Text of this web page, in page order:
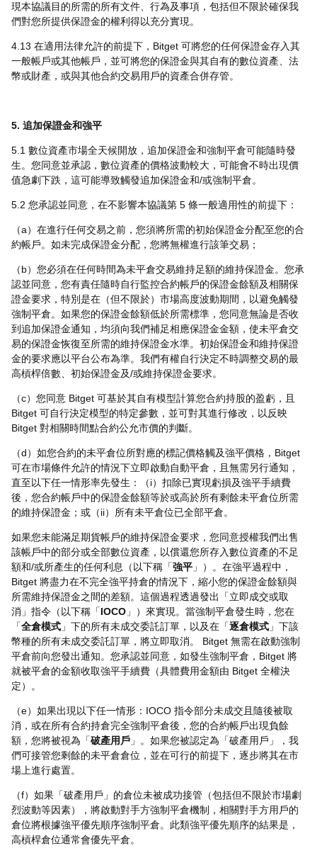
現本協議目的所需的所有文件、行為及事項，包括但不限於確保我
們對您所提供保證金的權利得以充分實現。
4.13 在適用法律允許的前提下，Bitget 可將您的任何保證金存入其
一般帳戶或其他帳戶，並可將您的保證金與其自有的數位資產、法
幣或財產，或與其他合約交易用戶的資產合併存管。
5. 追加保證金和強平
5.1 數位資產市場全天候開放，追加保證金和強制平倉可能隨時發
生。您同意並承認，數位資產的價格波動較大，可能會不時出現價
值急劇下跌，這可能導致觸發追加保證金和/或強制平倉。
5.2 您承認並同意，在不影響本協議第 5 條一般適用性的前提下：
（a）在進行任何交易之前，您須將所需的初始保證金分配至您的合
約帳戶。如未完成保證金分配，您將無權進行該筆交易；
（b）您必須在任何時間為未平倉交易維持足額的維持保證金。您承
認並同意，您有責任隨時自行監控合約帳戶的保證金餘額及相關保
證金要求，特別是在（但不限於）市場高度波動期間，以避免觸發
強制平倉。如果您的保證金餘額低於所需標準，您同意無論是否收
到追加保證金通知，均須向我們補足相應保證金金額，使未平倉交
易的保證金恢復至所需的維持保證金水準。初始保證金和維持保證
金的要求應以平台公布為準。我們有權自行決定不時調整交易的最
高槓桿倍數、初始保證金及/或維持保證金要求。
（c）您同意 Bitget 可基於其自有模型計算您合約持股的盈虧，且
Bitget 可自行決定模型的特定參數，並可對其進行修改，以反映
Bitget 對相關時間點合約公允市價的判斷。
（d）如您合約的未平倉位所對應的標記價格觸及強平價格，Bitget
可在市場條件允許的情況下立即啟動自動平倉，且無需另行通知，
直至以下任一情形率先發生：（i）扣除已實現虧損及強平手續費
後，您合約帳戶中的保證金餘額等於或高於所有剩餘未平倉位所需
的維持保證金；或（ii）所有未平倉位已全部平倉。
如果您未能滿足期貨帳戶的維持保證金要求，您同意授權我們出售
該帳戶中的部分或全部數位資產，以償還您所存入數位資產的不足
額和/或所產生的任何利息（以下稱「強平 」）。在強平過程中，
Bitget 將盡力在不完全強平持倉的情況下，縮小您的保證金餘額與
所需維持保證金之間的差額。這個過程透過發出「立即成交或取
消」指令（以下稱「IOCO 」）來實現。當強制平倉發生時，您在
「全倉模式 」下的所有未成交委託訂單，以及在「逐倉模式 」下該
幣種的所有未成交委託訂單，將立即取消。 Bitget 無需在啟動強制
平倉前向您發出通知。您承認並同意，如發生強制平倉，Bitget 將
就被平倉的金額收取強平手續費（具體費用金額由 Bitget 全權決
定）。
（e）如果出現以下任一情形：IOCO 指令部分未成交且隨後被取
消，或在所有合約持倉完全強制平倉後，您的合約帳戶出現負餘
額，您將被視為「破產用戶 」。如果您被認定為「破產用戶」，我
們可接管您剩餘的未平倉倉位，並在可行的前提下，逐步將其在市
場上進行處置。
（f）如果「破產用戶」的倉位未被成功接管（包括但不限於市場劇
烈波動等因素），將啟動對手方強制平倉機制，相關對手方用戶的
倉位將根據強平優先順序強制平倉。此類強平優先順序的結果是，
高槓桿倉位通常會優先平倉。